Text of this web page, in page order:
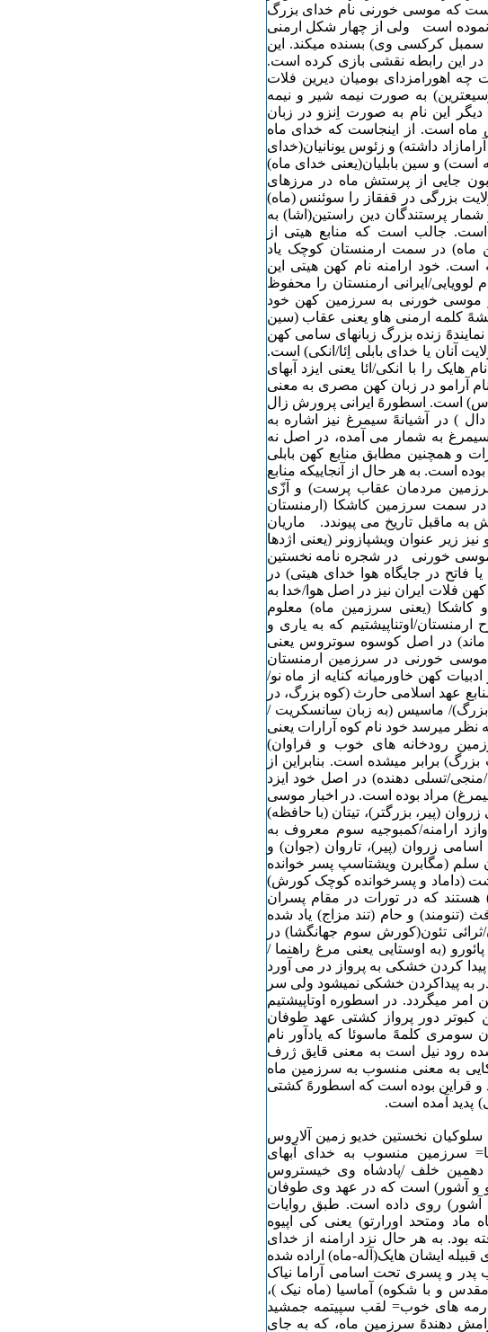
که موسی خورنی نام خدای بزرگ
نموده است ولی از چهار شکل ارمنی
سمبل کرکسی وی) بسنده میکند. این
در این رابطه نقشی بازی کرده است.
چه اهورامزدای بومیان دیرین فلات
به صورت نیمه شیر و نیمه
این نام به صورت اِنزو در زبان
است. از اینجاست که خدای ماه
داشته) و زئوس یونانیان(خدای
است) و سین بابلیان(یعنی خدای ماه)
جایی از پرستش ماه در مرزهای
بزرگی در قفقاز را سوئنس (ماه)
پرستندگان دین راستین(اشا) به
جالب است که منابع هیتی از
ماه) در سمت ارمنستان کوچک یاد
خود ارامنه نام کهن هیتی این
ایرانی ارمنستان را محفوظ
موسی خورنی به سرزمین کهن خود
کلمه ارمنی هاو یعنی عقاب (سین
زنده بزرگ زبانهای سامی کهن
آنان یا خدای بابلی اِئا/انکی) است.
را با انکی/ائا یعنی ایزد آبهای
آرامو در زبان کهن مصری به معنی
است. اسطورهً ایرانی پرورش زال
) در آشیانهً سیمرغ نیز اشاره به
به شمار می آمده، در اصل نه
و همچنین مطابق منابع کهن بابلی
است. به هر حال از آنجاییکه منابع
مردمان عقاب پرست) و آزّی
در سمت سرزمین کاشکا (ارمنستان
به ماقبل تاریخ می پیوندد. ماریان
زیر عنوان ویشپازونر (یعنی اژدها
خورنی در شجره نامه نخستین
فاتح در جایگاه هوا خدای هیتی) در
فلات ایران نیز در اصل هوا/خدا به
کاشکا (یعنی سرزمین ماه) معلوم
اوتناپیشتیم که به یاری و
ماند) در اصل کوسوه سوتروس یعنی
خورنی در سرزمین ارمنستان
کهن خاورمیانه کنایه از ماه نو/
عهد اسلامی حارث (کوه بزرگ، در
بزرگ)/ ماسیس (به زبان سانسکریت /
میرسد خود نام کوه آرارات یعنی
رودخانه های خوب و فراوان)
برابر میشده است. بنابراین از
منجی/تسلی دهنده) در اصل خود ایزد
سیمرغ) مراد بوده است. در اخبار موسی
(پیر، بزرگتر)، تیتان (با حافظه)
ارامنه/کمبوجیه سوم معروف به
زروان (پیر)، تاروان (جوان) و
سلم (مگابرن ویشتاسپ پسر خوانده
(داماد و پسرخوانده کوچک کورش)
که در تورات در مقام پسران
(تنومند) و حام (تند مزاج) یاد شده
ثرائی تئون(کورش سوم جهانگشا) در
(به اوستایی یعنی مرغ راهنما /
پیدا کردن خشکی به پرواز در می آورد
پیداکردن خشکی نمیشود ولی سر
امر میگردد. در اسطوره اوتاپیشتیم
کبوتر دور پرواز کشتی عهد طوفان
کلمهً ماسوئا که یادآور نام
رود نیل است به معنی قایق ژرف
به معنی منسوب به سرزمین ماه
و قراین بوده است که اسطورهً کشتی
کوهستانی) پدید آمده است.
نخستین خدیو زمین آلاروس
سرزمین منسوب به خدای آبهای
خلف /پادشاه وی خیستروس
و آشور) است که در عهد وی طوفان
آشور) روی داده است. طبق روایات
ومتحد اورارتو) یعنی کی اپیوه
بود. به هر حال نزد ارامنه از خدای
ایشان هایک(آله-ماه) اراده شده
پدر و پسری تحت اسامی آراما نیاک
و با شکوه) آماسیا (ماه نیک )،
رمه های خوب= لقب سپیتمه جمشید
دهندهً سرزمین ماه، که به جای